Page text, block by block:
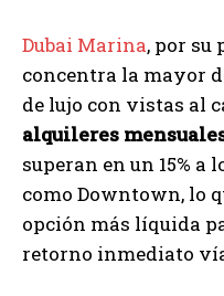
Dubai Marina, por su
concentra la mayor
de lujo con vistas al
alquileres
superan en un 15% a
como Downtown, lo
opción más líquida
retorno inmediato